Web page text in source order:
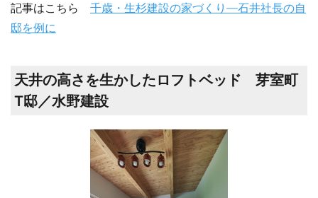
記事はこちら 千歳・生杉建設の家づくり―石井社長の自
邸を例に
天井の高さを生かしたロフトベッド 芽室町
T邸／水野建設